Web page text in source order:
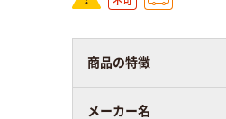
商品の特徴
メーカー名